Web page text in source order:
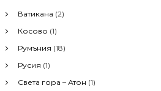
f
o
r
Ватикана (2)
Косово (1)
Румъния (18)
Русия (1)
Света гора – Атон (1)